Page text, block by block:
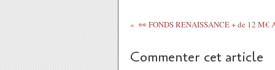
👀 FONDS RENAISSANCE + de 12 M€
Commenter cet article